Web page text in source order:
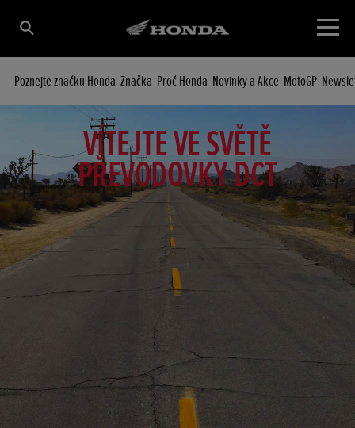
Poznejte značku Honda Značka Proč Honda Novinky a Akce MotoGP
VÍTEJTE VE SVĚTĚ
PŘEVODOVKY DCT